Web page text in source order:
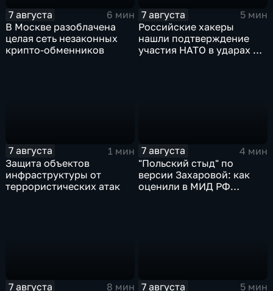
7 августа
6 мин
В Москве разоблачена
целая сеть незаконных
крипто-обменников
7 августа
5 мин
Российские хакеры
нашли подтверждение
участия НАТО в ударах по
7 августа
1 мин
Защита объектов
инфраструктуры от
террористических атак
7 августа
4 мин
"Польский стыд" по
версии Захаровой: как
оценили в МИД РФ
7 августа 8 мин 7 августа 5 мин